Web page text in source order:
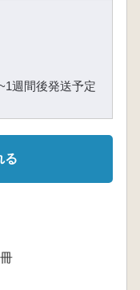
週間後発送予定
る